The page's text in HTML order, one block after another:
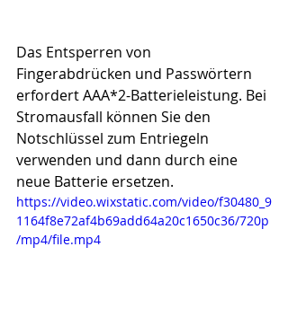
Das Entsperren von
Fingerabdrücken und Passwörtern
erfordert AAA*2-Batterieleistung. Bei
Stromausfall können Sie den
Notschlüssel zum Entriegeln
verwenden und dann durch eine
neue Batterie ersetzen.
https://video.wixstatic.com/video/f30480_9
1164f8e72af4b69add64a20c1650c36/720p
/mp4/file.mp4